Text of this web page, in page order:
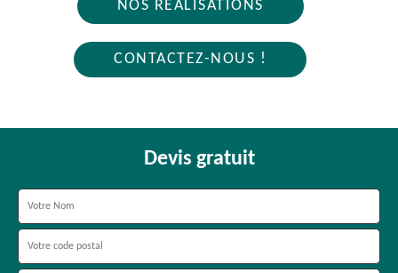
NOS RÉALISATIONS
CONTACTEZ-NOUS !
Devis gratuit